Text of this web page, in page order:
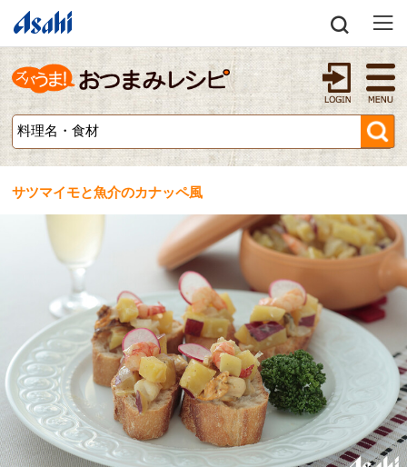
サツマイモと魚介のカナッペ風